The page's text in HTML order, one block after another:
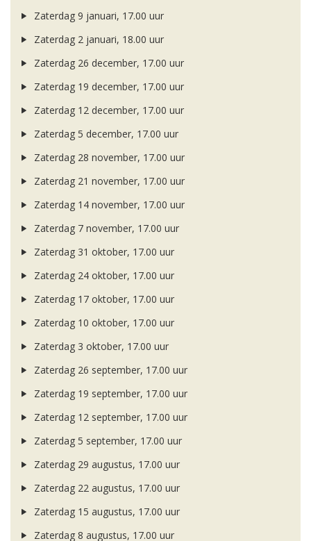
Zaterdag 9 januari, 17.00 uur
Zaterdag 2 januari, 18.00 uur
Zaterdag 26 december, 17.00 uur
Zaterdag 19 december, 17.00 uur
Zaterdag 12 december, 17.00 uur
Zaterdag 5 december, 17.00 uur
Zaterdag 28 november, 17.00 uur
Zaterdag 21 november, 17.00 uur
Zaterdag 14 november, 17.00 uur
Zaterdag 7 november, 17.00 uur
Zaterdag 31 oktober, 17.00 uur
Zaterdag 24 oktober, 17.00 uur
Zaterdag 17 oktober, 17.00 uur
Zaterdag 10 oktober, 17.00 uur
Zaterdag 3 oktober, 17.00 uur
Zaterdag 26 september, 17.00 uur
Zaterdag 19 september, 17.00 uur
Zaterdag 12 september, 17.00 uur
Zaterdag 5 september, 17.00 uur
Zaterdag 29 augustus, 17.00 uur
Zaterdag 22 augustus, 17.00 uur
Zaterdag 15 augustus, 17.00 uur
Zaterdag 8 augustus, 17.00 uur